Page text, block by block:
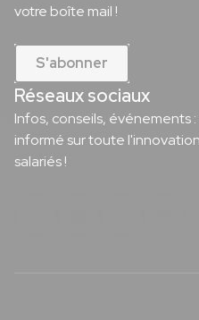
votre boîte mail !
S'abonner
Réseaux sociaux
Infos, conseils, événements
informé sur toute
salariés !